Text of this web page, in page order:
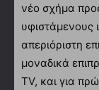
νέο σχήμα
υφιστάμενους
απεριόριστη
μοναδικά
TV, και για